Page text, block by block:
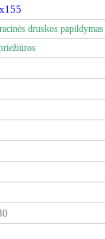
druskos